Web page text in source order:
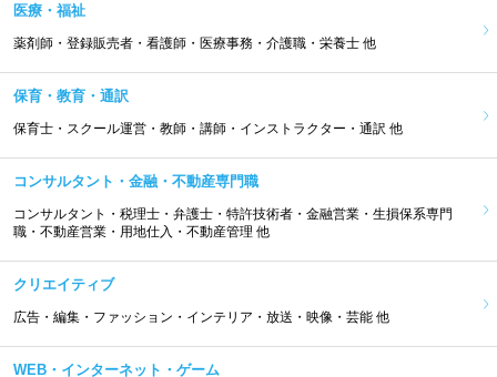
医療・福祉
薬剤師・登録販売者・看護師・医療事務・介護職・栄養士 他
保育・教育・通訳
保育士・スクール運営・教師・講師・インストラクター・通訳 他
コンサルタント・金融・不動産専門職
コンサルタント・税理士・弁護士・特許技術者・金融営業・生損保系専門
職・不動産営業・用地仕入・不動産管理 他
クリエイティブ
広告・編集・ファッション・インテリア・放送・映像・芸能 他
WEB・インターネット・ゲーム